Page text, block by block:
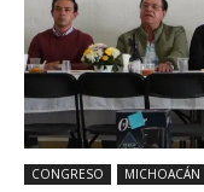
CONGRESO MICHOACÁN